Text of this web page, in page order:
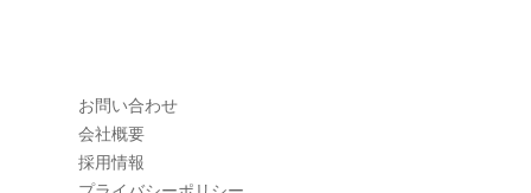
お問い合わせ
会社概要
採用情報